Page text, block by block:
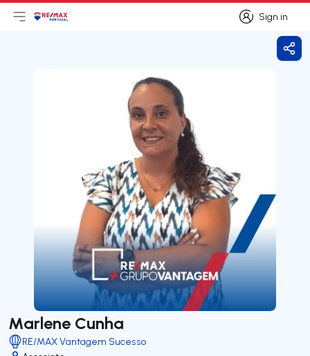
Sign in
Sign in
Open main menu
LogoGo to homepage
Marlene Cunha
RE/MAX Vantagem Sucesso